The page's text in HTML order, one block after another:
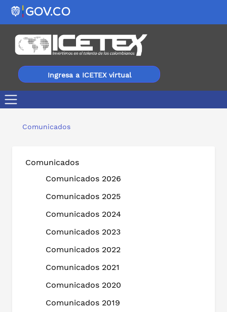
Ingresa a ICETEX virtual
Comunicados
Comunicados
Comunicados 2026
Comunicados 2025
Comunicados 2024
Comunicados 2023
Comunicados 2022
Comunicados 2021
Comunicados 2020
Comunicados 2019